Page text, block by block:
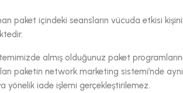
paket içindeki seansların vücuda etkisi
almış olduğunuz paket
paketin network marketing sistemi’nde
yönelik iade işlemi gerçekleştirilemez.